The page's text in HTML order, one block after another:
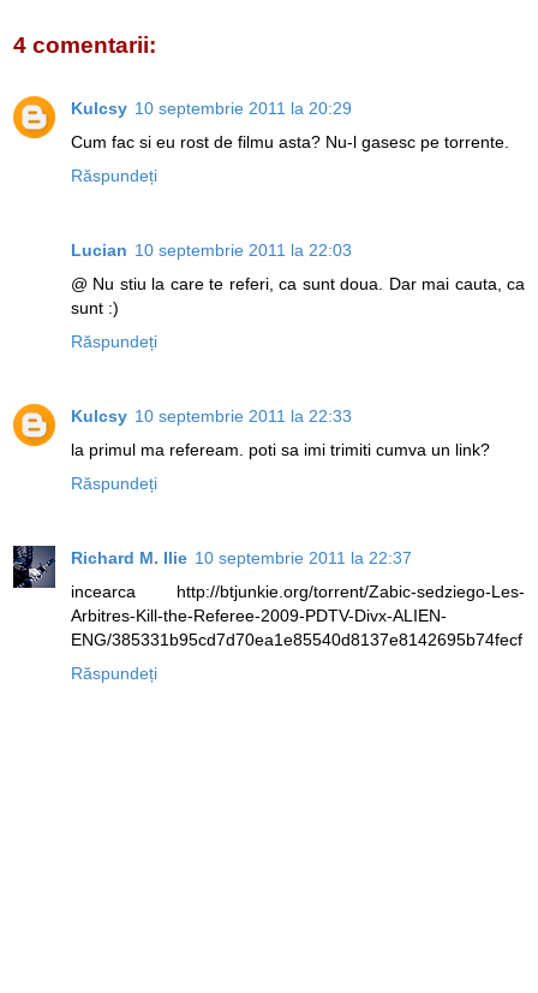
4 comentarii:
Kulcsy 10 septembrie 2011 la 20:29
Cum fac si eu rost de filmu asta? Nu-l gasesc pe torrente.
Răspundeți
Lucian 10 septembrie 2011 la 22:03
@ Nu stiu la care te referi, ca sunt doua. Dar mai cauta, ca
sunt :)
Răspundeți
Kulcsy 10 septembrie 2011 la 22:33
la primul ma refeream. poti sa imi trimiti cumva un link?
Răspundeți
Richard M. Ilie 10 septembrie 2011 la 22:37
incearca http://btjunkie.org/torrent/Zabic-sedziego-Les-
Arbitres-Kill-the-Referee-2009-PDTV-Divx-ALIEN-
ENG/385331b95cd7d70ea1e85540d8137e8142695b74fecf
Răspundeți